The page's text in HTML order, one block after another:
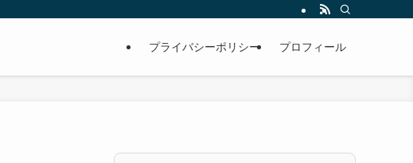
プライバシーポリシー プロフィール